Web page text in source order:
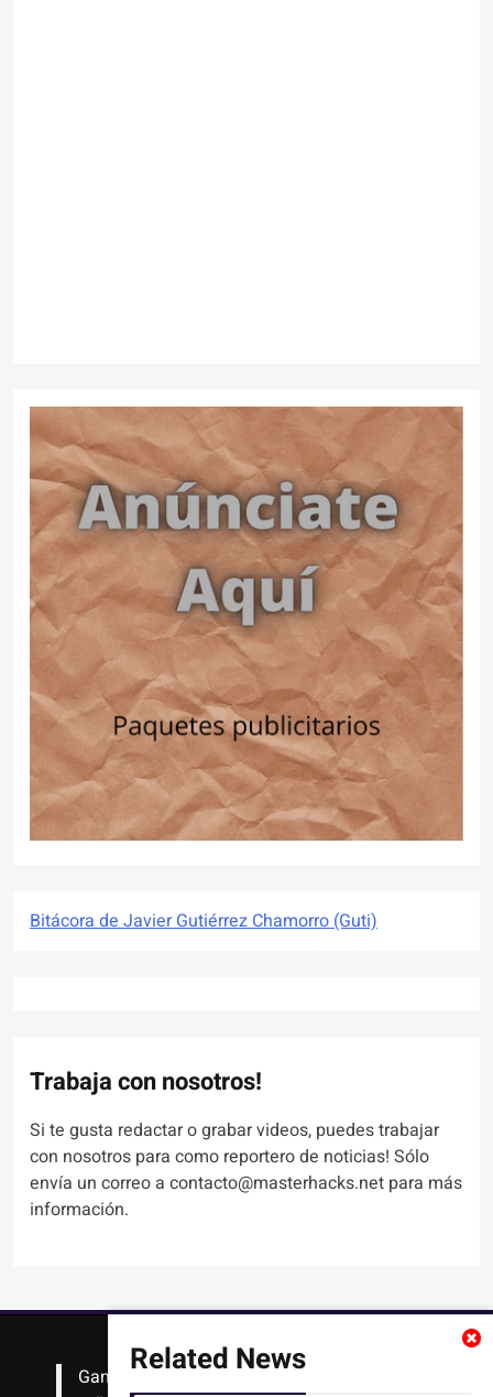
Related News
Bitácora de Javier Gutiérrez Chamorro (Guti)
Trabaja con nosotros!
Si te gusta redactar o grabar videos, puedes trabajar
con nosotros para como reportero de noticias! Sólo
envía un correo a contacto@masterhacks.net para más
información.
Gana #Bitcoin solo con leer artículos, noticias